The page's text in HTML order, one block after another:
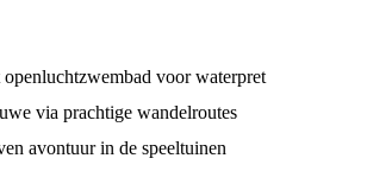
voor waterpret
via prachtige wandelroutes
avontuur in de speeltuinen